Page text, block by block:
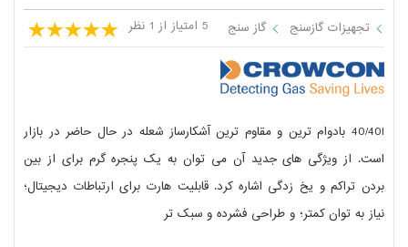
تجهیزات گازسنج گاز سنج 5 امتیاز از 1 نظر
40/40I بادوام ترین و مقاوم ترین آشکارساز شعله در حال حاضر در بازار
است. از ویژگی های جدید آن می توان به یک پنجره گرم برای از بین
بردن تراکم و یخ زدگی اشاره کرد. قابلیت هارت برای ارتباطات دیجیتال؛
نیاز به توان کمتر؛ و طراحی فشرده و سبک تر